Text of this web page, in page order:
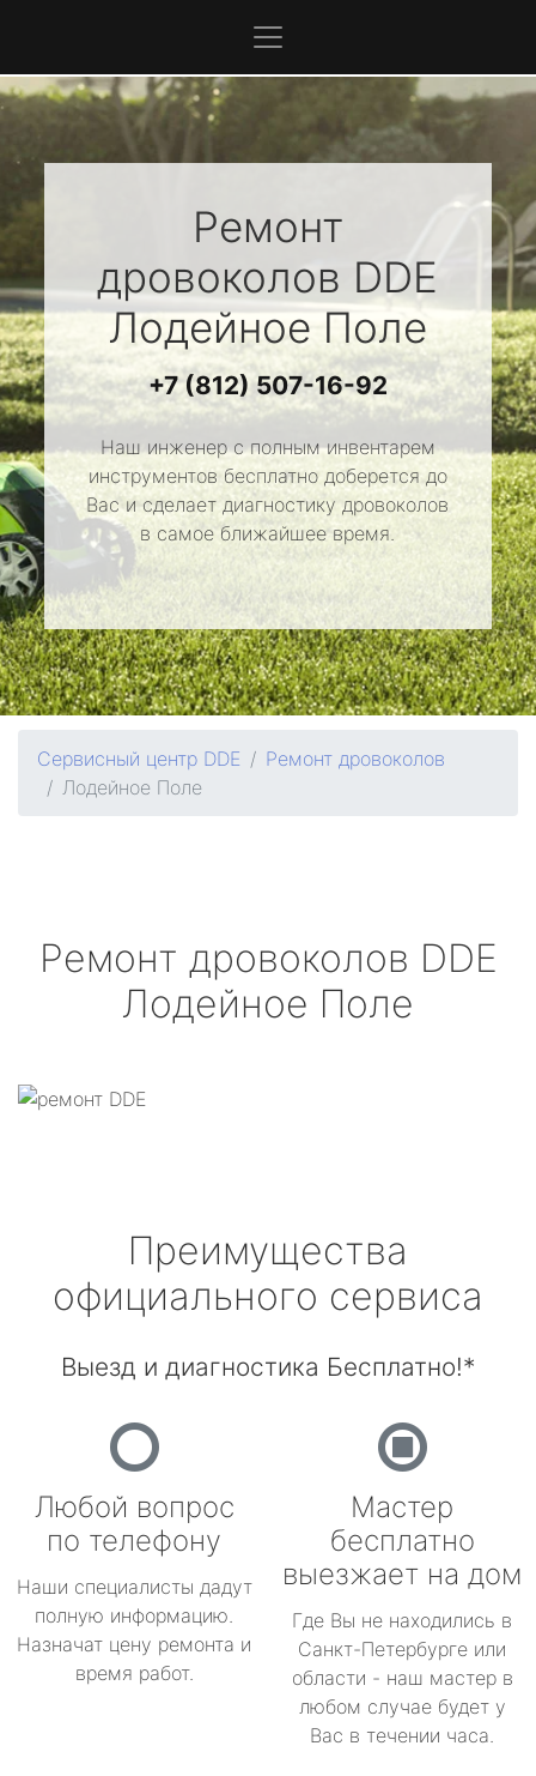
Ремонт
дровоколов DDE
Лодейное Поле
+7 (812) 507-16-92
Наш инженер с полным инвентарем
инструментов бесплатно доберется до
Вас и сделает диагностику дровоколов
в самое ближайшее время.
Сервисный центр DDE
Ремонт дровоколов
Лодейное Поле
Ремонт дровоколов DDE
Лодейное Поле
Преимущества
официального сервиса
Выезд и диагностика Бесплатно!*
Любой вопрос
по телефону
Наши специалисты дадут
полную информацию.
Назначат цену ремонта и
время работ.
Мастер
бесплатно
выезжает на дом
Где Вы не находились в
Санкт-Петербурге или
области - наш мастер в
любом случае будет у
Вас в течении часа.